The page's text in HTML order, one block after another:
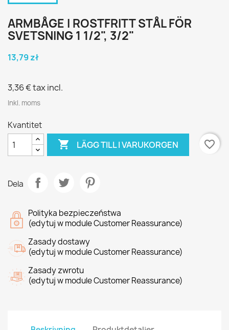
ARMBÅGE I ROSTFRITT STÅL FÖR
SVETSNING 1 1/2", 3/2"
13,79 zł
3,36 €tax incl.
Inkl. moms
Kvantitet
 LÄGG TILL I VARUKORGEN favorite_border
Dela
Polityka bezpieczeństwa
(edytuj w module Customer Reassurance)
Zasady dostawy
(edytuj w module Customer Reassurance)
Zasady zwrotu
(edytuj w module Customer Reassurance)